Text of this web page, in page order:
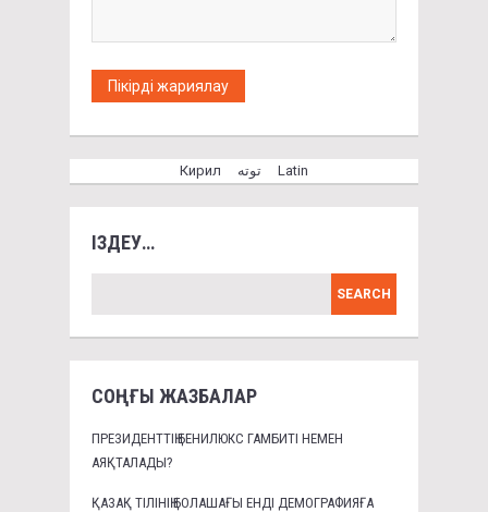
Кирил توتە Latin
ІЗДЕУ…
СОҢҒЫ ЖАЗБАЛАР
ПРЕЗИДЕНТТІҢ БЕНИЛЮКС ГАМБИТІ НЕМЕН
АЯҚТАЛАДЫ?
ҚАЗАҚ ТІЛІНІҢ БОЛАШАҒЫ ЕНДІ ДЕМОГРАФИЯҒА